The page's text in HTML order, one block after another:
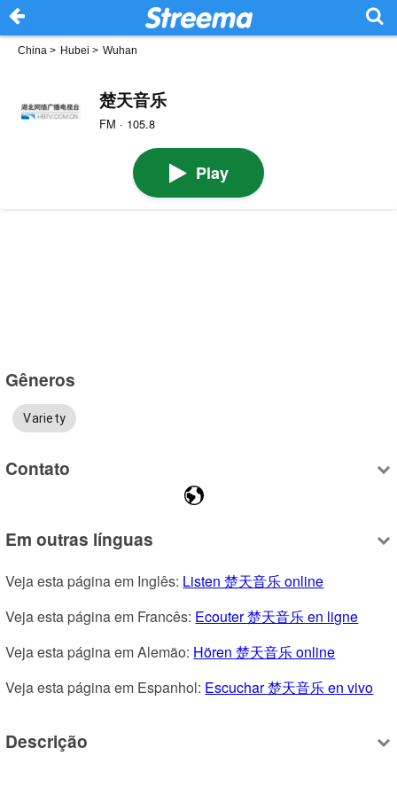
China > Hubei > Wuhan
楚天音乐
FM · 105.8
Play
Gêneros
Variety
Contato
Em outras línguas
Veja esta página em Inglês: Listen 楚天音乐 online
Veja esta página em Francês: Ecouter 楚天音乐 en ligne
Veja esta página em Alemão: Hören 楚天音乐 online
Veja esta página em Espanhol: Escuchar 楚天音乐 en vivo
Descrição